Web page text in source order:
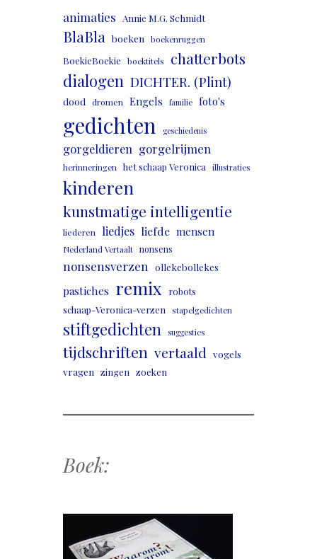
animaties Annie M.G. Schmidt
BlaBla boeken boekenruggen
BoekieBoekie boektitels chatterbots
dialogen DICHTER. (Plint)
dood dromen Engels familie foto's
gedichten geschiedenis
gorgeldieren gorgelrijmen
herinneringen het schaap Veronica illustraties
kinderen
kunstmatige intelligentie
liederen liedjes liefde mensen
Nederland Vertaalt nonsens
nonsensverzen ollekebollekes
pastiches remix
robots
schaap-Veronica-verzen stapelgedichten
stiftgedichten suggesties
tijdschriften vertaald vogels
vragen zingen zoeken
Boek: